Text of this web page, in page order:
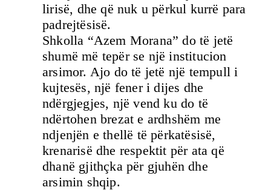
lirisë, dhe që nuk u përkul kurrë para
padrejtësisë.
Shkolla “Azem Morana” do të jetë
shumë më tepër se një institucion
arsimor. Ajo do të jetë një tempull i
kujtesës, një fener i dijes dhe
ndërgjegjes, një vend ku do të
ndërtohen brezat e ardhshëm me
ndjenjën e thellë të përkatësisë,
krenarisë dhe respektit për ata që
dhanë gjithçka për gjuhën dhe
arsimin shqip.